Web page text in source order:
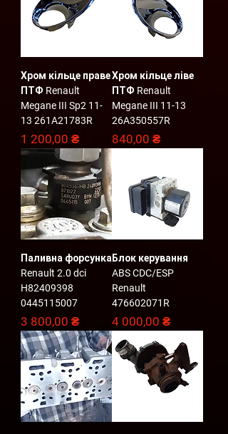
Хром кільце праве
ПТФ Renault
Megane III Sp2 11-
13 261A21783R
Ціна
1 200,00 ₴
Хром кільце ліве
ПТФ Renault
Megane III 11-13
26A350557R
Ціна
840,00 ₴
Паливна форсунка
Renault 2.0 dci
H82409398
0445115007
Ціна
3 800,00 ₴
Блок керування
ABS CDC/ESP
Renault
476602071R
Ціна
4 000,00 ₴